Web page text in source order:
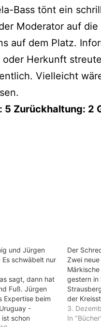
Bass tönt ein
Moderator auf die
auf dem Platz.
Herkunft
Vielleicht
5 Zurückhaltung: 2
und Jürgen
Es schwäbelt nur
sagt, dann hat
Fuß. Jürgen
Expertise beim
-
ist schon
Der
Zwei
gestern in
der
Märkisch-
Autor
3.
In